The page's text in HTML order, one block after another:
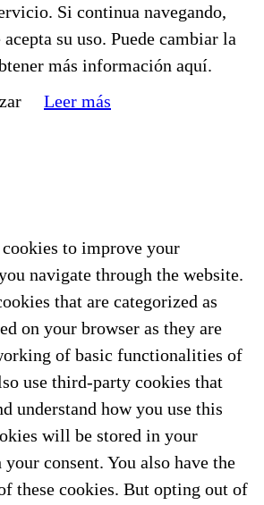
Si continua navegando,
su uso. Puede cambiar la
más información aquí.
Leer más
to improve your
navigate through the website.
that are categorized as
on your browser as they are
of basic functionalities of
use third-party cookies that
understand how you use this
will be stored in your
consent. You also have the
these cookies. But opting out of